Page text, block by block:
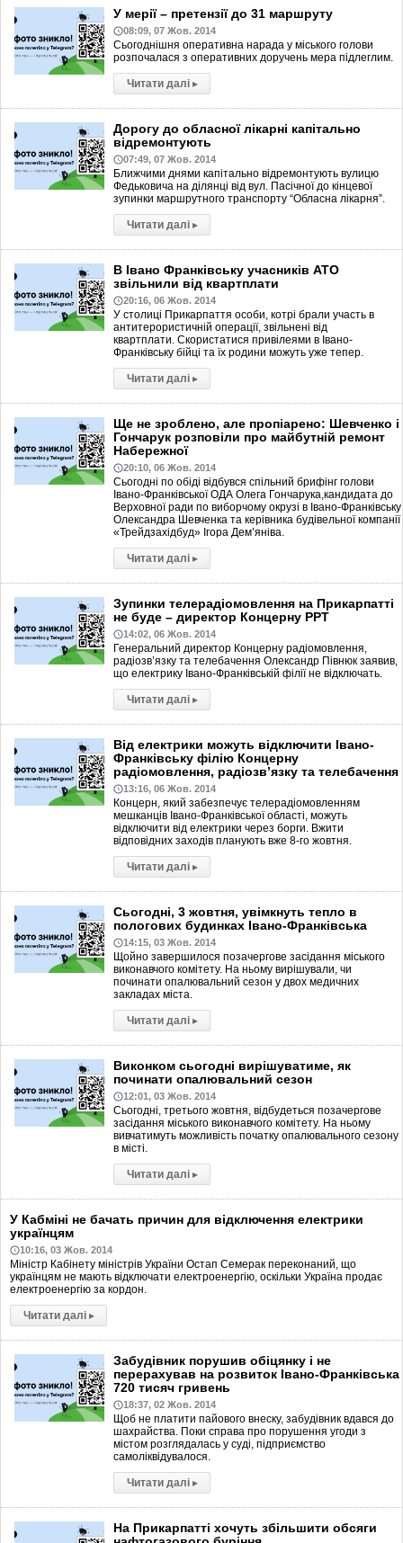
У мерії – претензії до 31 маршруту
08:09, 07 Жов. 2014
Сьогоднішня оперативна нарада у міського голови
розпочалася з оперативних доручень мера підлеглим.
Читати далі ▸
Дорогу до обласної лікарні капітально
відремонтують
07:49, 07 Жов. 2014
Ближчими днями капітально відремонтують вулицю
Федьковича на ділянці від вул. Пасічної до кінцевої
зупинки маршрутного транспорту “Обласна лікарня”.
Читати далі ▸
В Івано Франківську учасників АТО
звільнили від квартплати
20:16, 06 Жов. 2014
У столиці Прикарпаття особи, котрі брали участь в
антитерористичній операції, звільнені від
квартплати. Скористатися привілеями в Івано-
Франківську бійці та їх родини можуть уже тепер.
Читати далі ▸
Ще не зроблено, але пропіарено: Шевченко і
Гончарук розповіли про майбутній ремонт
Набережної
20:10, 06 Жов. 2014
Сьогодні по обіді відбувся спільний брифінг голови
Івано-Франківської ОДА Олега Гончарука,кандидата до
Верховної ради по виборчому окрузі в Івано-Франківську
Олександра Шевченка та керівника будівельної компанії
«Трейдзахідбуд» Ігора Дем’яніва.
Читати далі ▸
Зупинки телерадіомовлення на Прикарпатті
не буде – директор Концерну РРТ
14:02, 06 Жов. 2014
Генеральний директор Концерну радіомовлення,
радіозв’язку та телебачення Олександр Півнюк заявив,
що електрику Івано-Франківській філії не відключать.
Читати далі ▸
Від електрики можуть відключити Івано-
Франківську філію Концерну
радіомовлення, радіозв’язку та телебачення
13:16, 06 Жов. 2014
Концерн, який забезпечує телерадіомовленням
мешканців Івано-Франківської області, можуть
відключити від електрики через борги. Вжити
відповідних заходів планують вже 8-го жовтня.
Читати далі ▸
Сьогодні, 3 жовтня, увімкнуть тепло в
пологових будинках Івано-Франківська
14:15, 03 Жов. 2014
Щойно завершилося позачергове засідання міського
виконавчого комітету. На ньому вирішували, чи
починати опалювальний сезон у двох медичних
закладах міста.
Читати далі ▸
Виконком сьогодні вирішуватиме, як
починати опалювальний сезон
12:01, 03 Жов. 2014
Сьогодні, третього жовтня, відбудеться позачергове
засідання міського виконавчого комітету. На ньому
вивчатимуть можливість початку опалювального сезону
в місті.
Читати далі ▸
У Кабміні не бачать причин для відключення електрики
українцям
10:16, 03 Жов. 2014
Міністр Кабінету міністрів України Остап Семерак переконаний, що
українцям не мають відключати електроенергію, оскільки Україна продає
електроенергію за кордон.
Читати далі ▸
Забудівник порушив обіцянку і не
перерахував на розвиток Івано-Франківська
720 тисяч гривень
18:37, 02 Жов. 2014
Щоб не платити пайового внеску, забудівник вдався до
шахрайства. Поки справа про порушення угоди з
містом розглядалась у суді, підприємство
самоліквідувалося.
Читати далі ▸
На Прикарпатті хочуть збільшити обсяги